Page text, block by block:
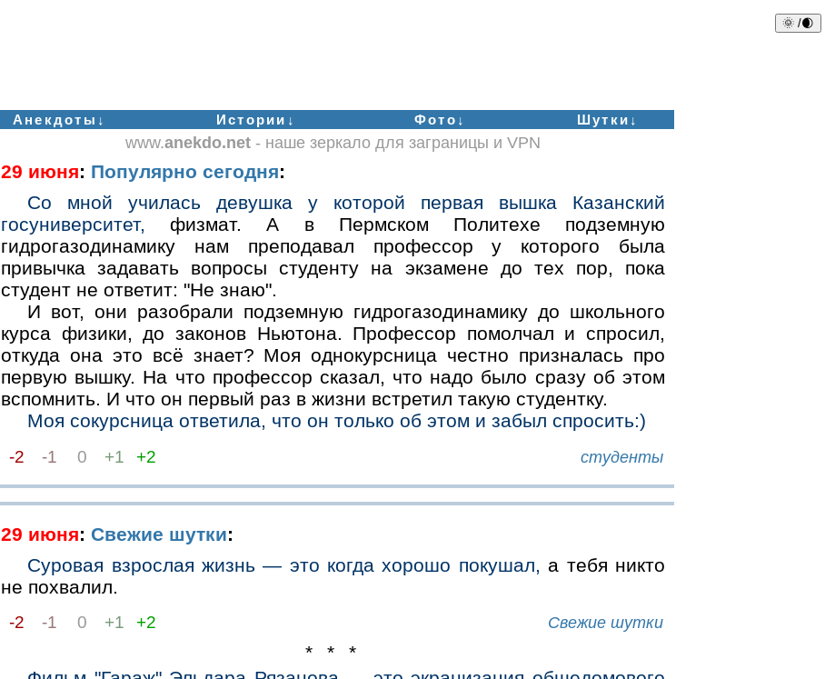
🌞 /🌒
Анекдоты↓ Истории↓ Фото↓ Шутки↓
www.anekdo.net - наше зеркало для заграницы и VPN
29 июня: Популярно сегодня:
Со мной училась девушка у которой первая вышка Казанский
госуниверситет, физмат. А в Пермском Политехе подземную
гидрогазодинамику нам преподавал профессор у которого была
привычка задавать вопросы студенту на экзамене до тех пор, пока
студент не ответит: "Не знаю".
И вот, они разобрали подземную гидрогазодинамику до школьного
курса физики, до законов Ньютона. Профессор помолчал и спросил,
откуда она это всё знает? Моя однокурсница честно призналась про
первую вышку. На что профессор сказал, что надо было сразу об этом
вспомнить. И что он первый раз в жизни встретил такую студентку.
Моя сокурсница ответила, что он только об этом и забыл спросить:)
-2 -1 0 +1 +2 студенты
29 июня: Свежие шутки:
Суровая взрослая жизнь — это когда хорошо покушал,
а тебя никто
не похвалил.
-2 -1 0 +1 +2 Свежие шутки
* * *